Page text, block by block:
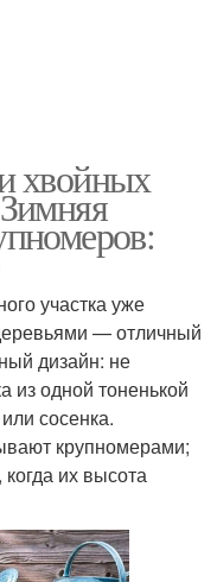
хвойных
участка уже
— отличный
дизайн: не
из одной тоненькой
сосенка.
крупномерами;
их высота